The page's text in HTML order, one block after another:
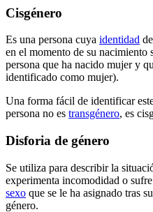
Cisgénero
Es una persona cuya identidad
en el momento de su nacimiento
persona que ha nacido mujer y
identificado como mujer).
Una forma fácil de identificar
persona no es transgénero, es
Disforia de género
Se utiliza para describir la
experimenta incomodidad o
sexo que se le ha asignado tras
género.